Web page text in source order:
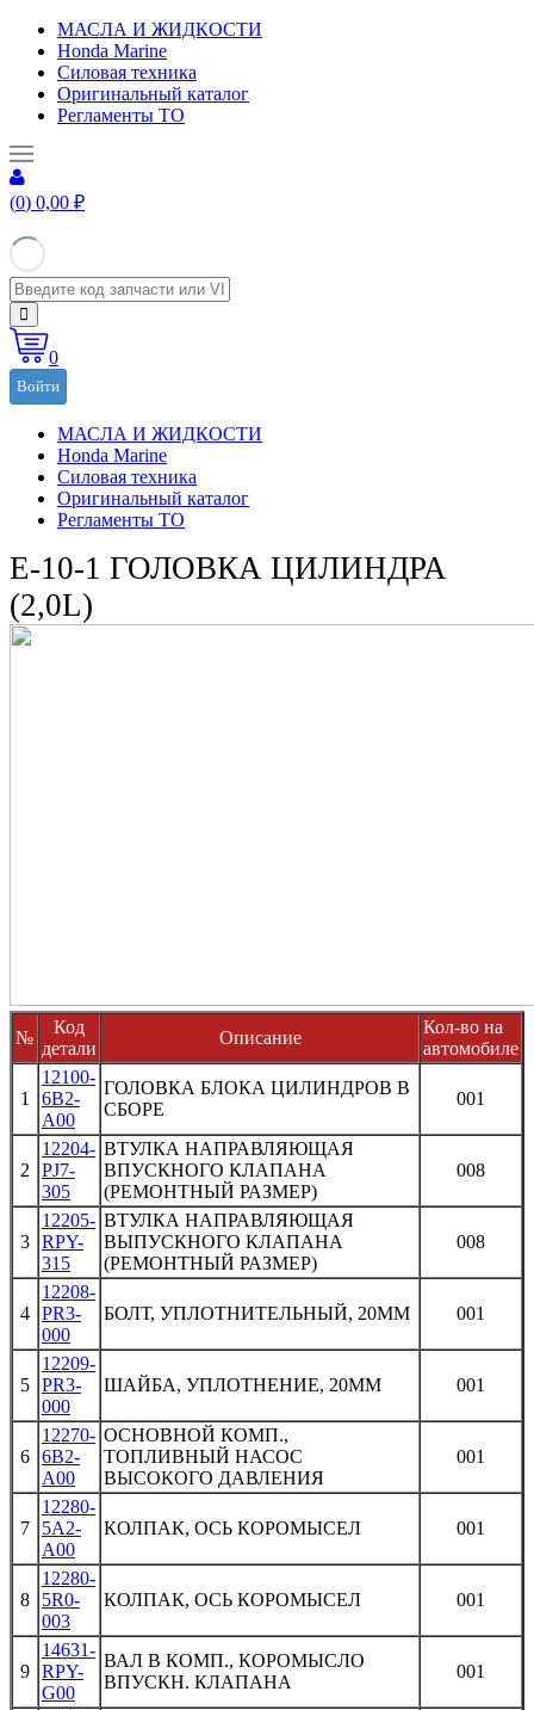
МАСЛА И ЖИДКОСТИ
Honda Marine
Силовая техника
Оригинальный каталог
Регламенты ТО
(0) 0,00 ₽
0
Войти
МАСЛА И ЖИДКОСТИ
Honda Marine
Силовая техника
Оригинальный каталог
Регламенты ТО
E-10-1 ГОЛОВКА ЦИЛИНДРА
(2,0L)
№
Код
детали
Описание
Кол-во на
автомобиле
1
12100-
6B2-
A00
ГОЛОВКА БЛОКА ЦИЛИНДРОВ В
СБОРЕ
001
2
12204-
PJ7-
305
ВТУЛКА НАПРАВЛЯЮЩАЯ
ВПУСКНОГО КЛАПАНА
(РЕМОНТНЫЙ РАЗМЕР)
008
3
12205-
RPY-
315
ВТУЛКА НАПРАВЛЯЮЩАЯ
ВЫПУСКНОГО КЛАПАНА
(РЕМОНТНЫЙ РАЗМЕР)
008
4
12208-
PR3-
000
БОЛТ, УПЛОТНИТЕЛЬНЫЙ, 20MM 001
5
12209-
PR3-
000
ШАЙБА, УПЛОТНЕНИЕ, 20MM 001
6
12270-
6B2-
A00
ОСНОВНОЙ КОМП.,
ТОПЛИВНЫЙ НАСОС
ВЫСОКОГО ДАВЛЕНИЯ
001
7
12280-
5A2-
A00
КОЛПАК, ОСЬ КОРОМЫСЕЛ 001
8
12280-
5R0-
003
КОЛПАК, ОСЬ КОРОМЫСЕЛ 001
9
14631-
RPY-
G00
ВАЛ В КОМП., КОРОМЫСЛО
ВПУСКН. КЛАПАНА
001